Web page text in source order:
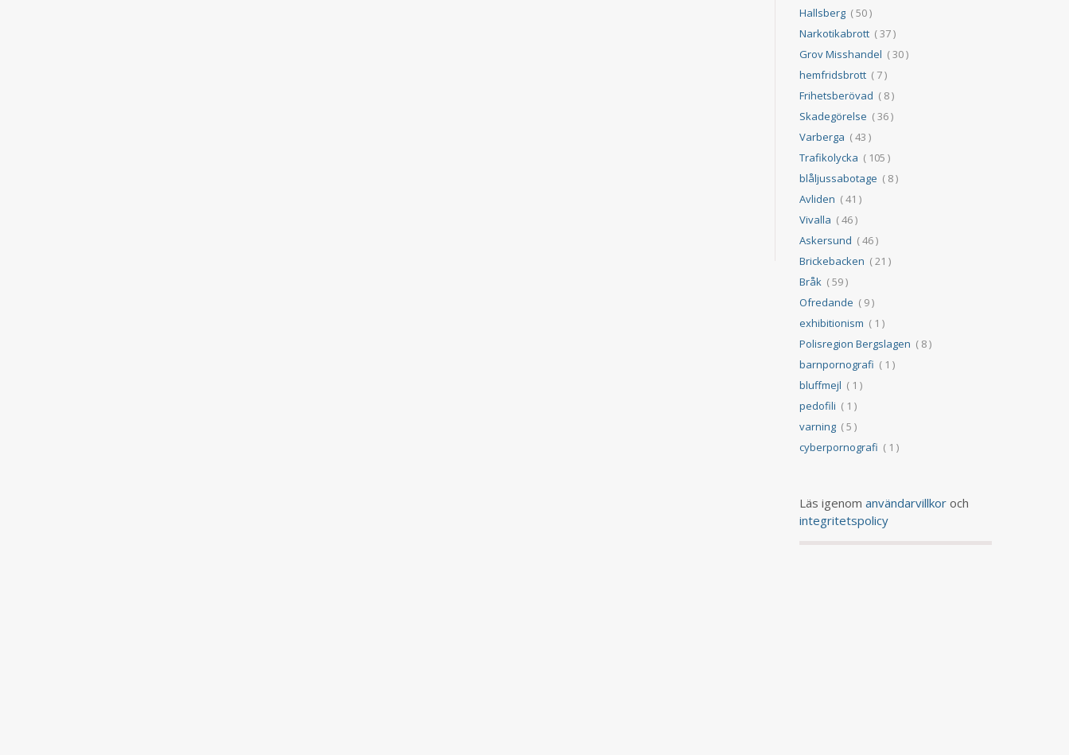
Hallsberg( 50 )
Narkotikabrott( 37 )
Grov Misshandel ( 30 )
hemfridsbrott( 7 )
Frihetsberövad ( 8 )
Skadegörelse ( 36 )
Varberga ( 43 )
Trafikolycka ( 105 )
blåljussabotage ( 8 )
Avliden ( 41 )
Vivalla ( 46 )
Askersund ( 46 )
Brickebacken ( 21 )
Bråk( 59 )
Ofredande ( 9 )
exhibitionism ( 1 )
Polisregion Bergslagen ( 8 )
barnpornografi ( 1 )
bluffmejl ( 1 )
pedofili ( 1 )
varning( 5 )
cyberpornografi ( 1 )
Läs igenom användarvillkoroch
integritetspolicy